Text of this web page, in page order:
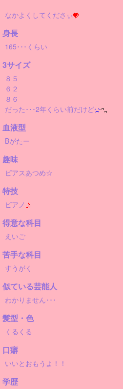
なかよくしてくださぃ
身長
165･･･くらい
3サイズ
８５
６２
８６
だった･･･2年くらい前だけど
血液型
Bがたー
趣味
ピアスあつめ☆
特技
ピアノ
得意な科目
えいご
苦手な科目
すうがく
似ている芸能人
わかりません･･･
髪型・色
くるくる
口癖
いいとおもうよ！！
学歴